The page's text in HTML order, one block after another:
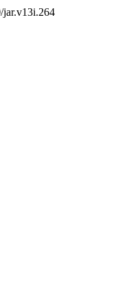
jar.v13i.264